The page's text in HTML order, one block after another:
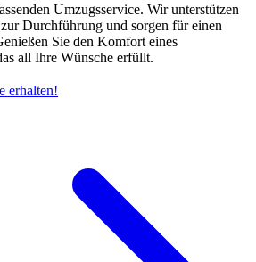
Umzugsservice. Wir unterstützen
Durchführung und sorgen für einen
Sie den Komfort eines
all Ihre Wünsche erfüllt.
erhalten!